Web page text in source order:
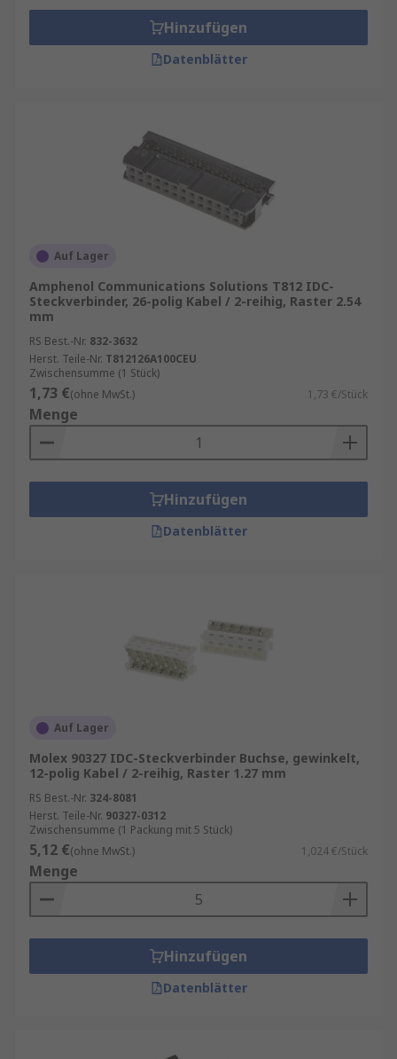
Hinzufügen
Datenblätter
Auf Lager
Amphenol Communications Solutions T812 IDC-
Steckverbinder, 26-polig Kabel / 2-reihig, Raster 2.54
mm
RS Best.-Nr. 832-3632
Herst. Teile-Nr. T812126A100CEU
Zwischensumme (1 Stück)
1,73 €(ohne MwSt.) 1,73 €/Stück
Menge
Hinzufügen
Datenblätter
Auf Lager
Molex 90327 IDC-Steckverbinder Buchse, gewinkelt,
12-polig Kabel / 2-reihig, Raster 1.27 mm
RS Best.-Nr. 324-8081
Herst. Teile-Nr. 90327-0312
Zwischensumme (1 Packung mit 5 Stück)
5,12 €(ohne MwSt.) 1,024 €/Stück
Menge
Hinzufügen
Datenblätter